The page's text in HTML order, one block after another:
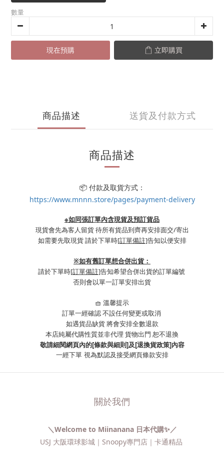
數量
現在預購 立即購買
商品描述 送貨及付款方式
商品描述
📦 付款及取貨方式：
https://www.mnnn.store/pages/payment-delivery
※如同張訂單內含現貨及預訂貨品
現貨會先為客人留貨 待所有貨品到齊再安排面交/寄出
如需要先取現貨 請於下單時[訂單備註]告知以便安排
※如有舊訂單想合併出貨：
請於下單時[訂單備註]告知希望合併出貨的訂單編號
否則會以單一訂單安排出貨
🧺 溫馨提示
訂單一經確認 不設任何變更或取消
如遇貨品缺貨 將會安排全數退款
本店純屬代購性質並非代理 貨物出門 恕不退換
敬請細閱網頁內的[條款與細則]及[退換貨政策]內容
一經下單 視為默認及接受網頁條款安排
關於我們
＼Welcome to Miinanana 日本代購✨／
USJ 大阪環球影城｜Snoopy專門店｜卡通精品